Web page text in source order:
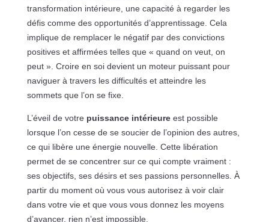
transformation intérieure, une capacité à regarder les
défis comme des opportunités d’apprentissage. Cela
implique de remplacer le négatif par des convictions
positives et affirmées telles que « quand on veut, on
peut ». Croire en soi devient un moteur puissant pour
naviguer à travers les difficultés et atteindre les
sommets que l’on se fixe.
L’éveil de votre puissance intérieureest possible
lorsque l’on cesse de se soucier de l’opinion des autres,
ce qui libère une énergie nouvelle. Cette libération
permet de se concentrer sur ce qui compte vraiment :
ses objectifs, ses désirs et ses passions personnelles. À
partir du moment où vous vous autorisez à voir clair
dans votre vie et que vous vous donnez les moyens
d’avancer, rien n’est impossible.